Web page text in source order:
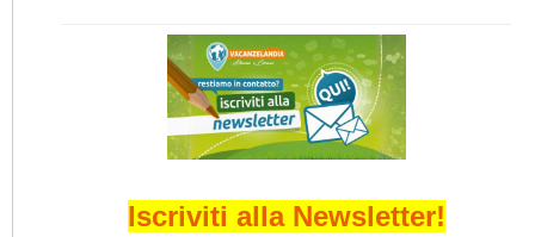
Iscriviti alla Newsletter!